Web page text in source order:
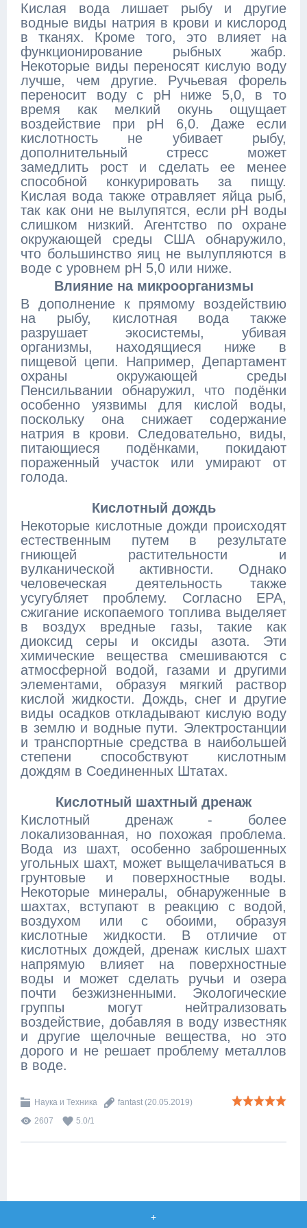
Кислая вода лишает рыбу и другие
водные виды натрия в крови и кислород
в тканях. Кроме того, это влияет на
функционирование рыбных жабр.
Некоторые виды переносят кислую воду
лучше, чем другие. Ручьевая форель
переносит воду с pH ниже 5,0, в то
время как мелкий окунь ощущает
воздействие при pH 6,0. Даже если
кислотность не убивает рыбу,
дополнительный стресс может
замедлить рост и сделать ее менее
способной конкурировать за пищу.
Кислая вода также отравляет яйца рыб,
так как они не вылупятся, если pH воды
слишком низкий. Агентство по охране
окружающей среды США обнаружило,
что большинство яиц не вылупляются в
воде с уровнем pH 5,0 или ниже.
Влияние на микроорганизмы
В дополнение к прямому воздействию
на рыбу, кислотная вода также
разрушает экосистемы, убивая
организмы, находящиеся ниже в
пищевой цепи. Например, Департамент
охраны окружающей среды
Пенсильвании обнаружил, что подёнки
особенно уязвимы для кислой воды,
поскольку она снижает содержание
натрия в крови. Следовательно, виды,
питающиеся подёнками, покидают
пораженный участок или умирают от
голода.
Кислотный дождь
Некоторые кислотные дожди происходят
естественным путем в результате
гниющей растительности и
вулканической активности. Однако
человеческая деятельность также
усугубляет проблему. Согласно EPA,
сжигание ископаемого топлива выделяет
в воздух вредные газы, такие как
диоксид серы и оксиды азота. Эти
химические вещества смешиваются с
атмосферной водой, газами и другими
элементами, образуя мягкий раствор
кислой жидкости. Дождь, снег и другие
виды осадков откладывают кислую воду
в землю и водные пути. Электростанции
и транспортные средства в наибольшей
степени способствуют кислотным
дождям в Соединенных Штатах.
Кислотный шахтный дренаж
Кислотный дренаж - более
локализованная, но похожая проблема.
Вода из шахт, особенно заброшенных
угольных шахт, может выщелачиваться в
грунтовые и поверхностные воды.
Некоторые минералы, обнаруженные в
шахтах, вступают в реакцию с водой,
воздухом или с обоими, образуя
кислотные жидкости. В отличие от
кислотных дождей, дренаж кислых шахт
напрямую влияет на поверхностные
воды и может сделать ручьи и озера
почти безжизненными. Экологические
группы могут нейтрализовать
воздействие, добавляя в воду известняк
и другие щелочные вещества, но это
дорого и не решает проблему металлов
в воде.
Наука и Техника fantast (20.05.2019)
2607
5.0/1
+